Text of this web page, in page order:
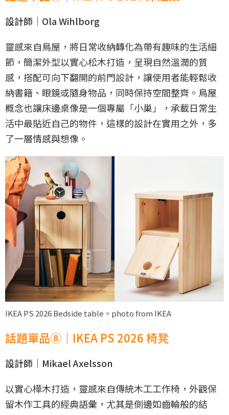
設計師｜Ola Wihlborg
靈感來自鳥屋，將日常收納轉化為帶有趣味的生活細
節，簡潔外型以實心松木打造，呈現自然溫潤的質
感，搭配可向下翻開的前門設計，讓使用者能輕鬆收
納書籍、眼鏡或隨身物品，同時保持空間整齊。鳥屋
概念也讓床邊桌像是一個專屬「小巢」，承載日常生
活中最貼近自己的物件，這樣的設計在實用之外，多
了一層情感與想像。
IKEA PS 2026 Bedside table。photo from IKEA
話題單品⑧｜IKEA PS 2026 椅凳
設計師｜Mikael Axelsson
以實心樺木打造，靈感來自傳統木工工作椅，外觀保
留木作工具的經典語彙，尤其是側邊如齒輪般的結